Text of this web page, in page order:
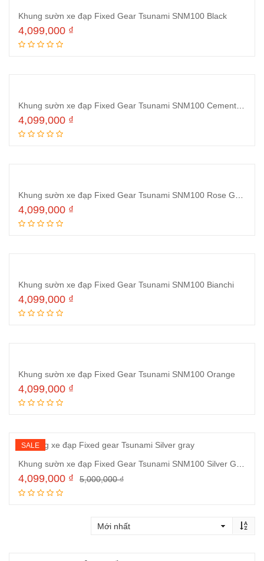
Khung sườn xe đạp Fixed Gear Tsunami SNM100 Black
4,099,000 ₫
4,099,000 ₫
4,099,000 ₫
Khung sườn xe đạp Fixed Gear Tsunami SNM100 Bianchi
4,099,000 ₫
Khung sườn xe đạp Fixed Gear Tsunami SNM100 Orange
4,099,000 ₫
SALE
5,000,000₫
4,099,000 ₫